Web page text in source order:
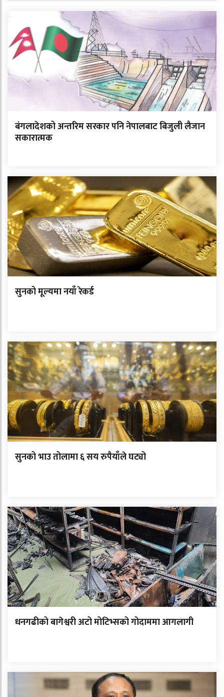
बंगलादेशको अन्तरिम सरकार पनि नेपालबाट बिजुली लैजान
सकारात्मक
सुनको मूल्यमा नयाँ रेकर्ड
सुनको भाउ तोलामा ६ सय रुपैयाँले घट्यो
धनगढीको बागेश्वरी अटो मोटिभ्सको गोदाममा आगलागी